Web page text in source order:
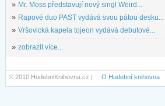
» Mr. Moss představují nový singl Weird...
» Rapové duo PAST vydává svou pátou desku...
» Vršovická kapela tojeon vydává debutové...
» zobrazit více...
© 2010 HudebniKnihovna.cz | O Hudební knihovna